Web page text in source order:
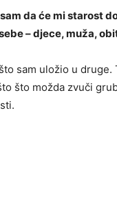
da će mi starost
– djece, muža,
sam uložio u druge.
što možda zvuči